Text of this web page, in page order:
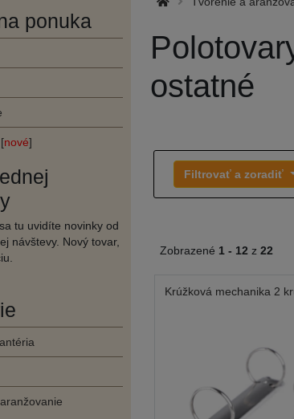
ponuka
nové]
tu uvidíte novinky od
návštevy. Nový tovar,
ostatné
Filtrovať a zoradiť
Zobrazené 1 - 12 z 22
Krúžková mechanika 2